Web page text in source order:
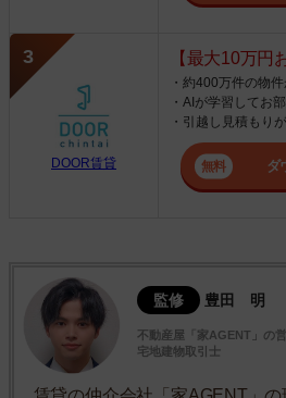
DOOR賃貸
【最大10万円
・約400万件の物
・AIが学習してお
・引越し見積もり
ダ
監修 豊田 明
不動産屋「家AGENT」の
宅地建物取引士